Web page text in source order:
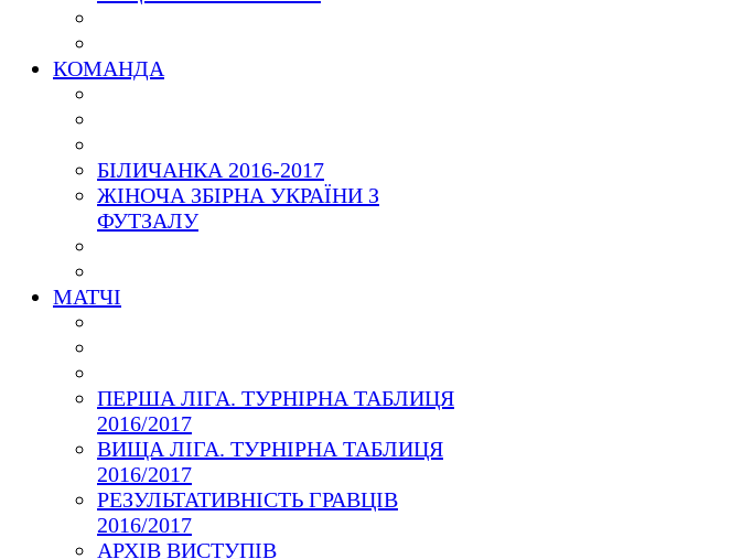
КОМАНДА
БІЛИЧАНКА 2016-2017
ЖІНОЧА ЗБІРНА УКРАЇНИ З
ФУТЗАЛУ
МАТЧІ
ПЕРША ЛІГА. ТУРНІРНА ТАБЛИЦЯ
2016/2017
ВИЩА ЛІГА. ТУРНІРНА ТАБЛИЦЯ
2016/2017
РЕЗУЛЬТАТИВНІСТЬ ГРАВЦІВ
2016/2017
АРХІВ ВИСТУПІВ